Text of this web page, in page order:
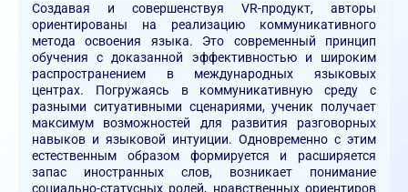
Создавая и совершенствуя VR-продукт, авторы
ориентированы на реализацию коммуникативного
метода освоения языка. Это современный принцип
обучения с доказанной эффективностью и широким
распространением в международных языковых
центрах. Погружаясь в коммуникативную среду с
разными ситуативными сценариями, ученик получает
максимум возможностей для развития разговорных
навыков и языковой интуиции. Одновременно с этим
естественным образом формируется и расширяется
запас иностранных слов, возникает понимание
социально-статусных ролей, нравственных ориентиров